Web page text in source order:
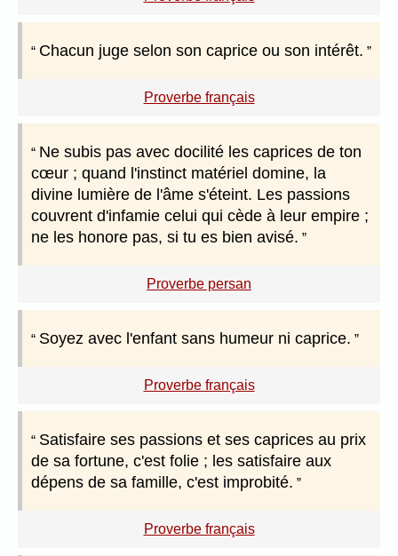
Chacun juge selon son caprice ou son intérêt.
Proverbe français
Ne subis pas avec docilité les caprices de ton
cœur ; quand l'instinct matériel domine, la
divine lumière de l'âme s'éteint. Les passions
couvrent d'infamie celui qui cède à leur empire ;
ne les honore pas, si tu es bien avisé.
Proverbe persan
Soyez avec l'enfant sans humeur ni caprice.
Proverbe français
Satisfaire ses passions et ses caprices au prix
de sa fortune, c'est folie ; les satisfaire aux
dépens de sa famille, c'est improbité.
Proverbe français